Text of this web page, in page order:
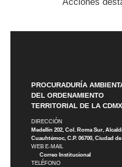
PROCURADURÍA
DEL ORDENAMIENTO
TERRITORIAL DE LA CDMX
DIRECCIÓN
Medellín 202, Col. Roma Sur,
Cuauhtémoc, C.P. 06700, Ciudad
WEB E-MAIL
Correo Institucional
TELÉFONO